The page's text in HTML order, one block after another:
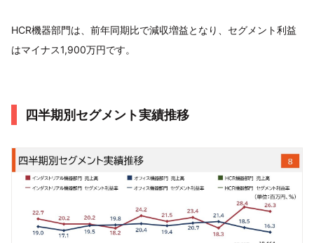
HCR機器部門は、前年同期比で減収増益となり、セグメント利益
はマイナス1,900万円です。
四半期別セグメント実績推移